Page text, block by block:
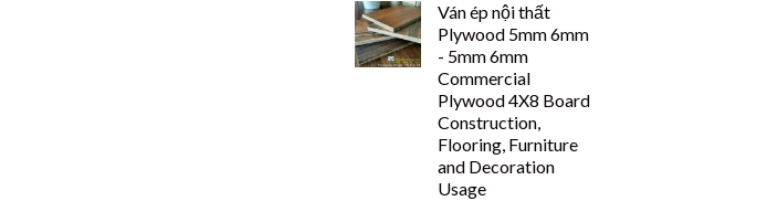
Ván ép nội thất
Plywood 5mm 6mm
- 5mm 6mm
Commercial
Plywood 4X8 Board
Construction,
Flooring, Furniture
and Decoration
Usage